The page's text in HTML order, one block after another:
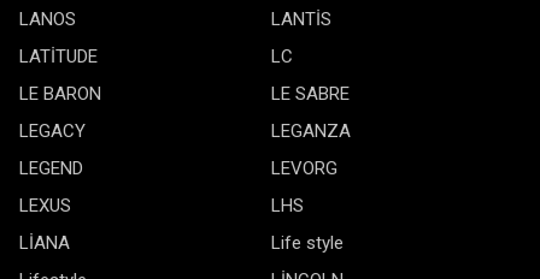
LANOS
LANTİS
LATİTUDE
LC
LE BARON
LE SABRE
LEGACY
LEGANZA
LEGEND
LEVORG
LEXUS
LHS
LİANA
Life style